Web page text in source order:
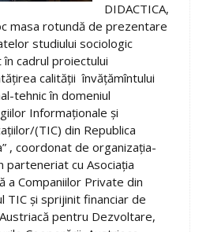
DIDACTICA,
masa rotundă de prezentare
studiului sociologic
cadrul proiectului
calităţii învăţămîntului
tehnic în domeniul
Informaţionale şi
(TIC) din Republica
, coordonat de organizaţia-
parteneriat cu Asociaţia
a Companiilor Private din
TIC şi sprijinit financiar de
pentru Dezvoltare,